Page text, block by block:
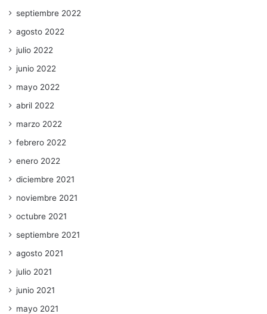
septiembre 2022
agosto 2022
julio 2022
junio 2022
mayo 2022
abril 2022
marzo 2022
febrero 2022
enero 2022
diciembre 2021
noviembre 2021
octubre 2021
septiembre 2021
agosto 2021
julio 2021
junio 2021
mayo 2021